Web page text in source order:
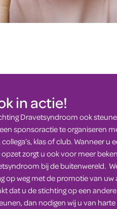
in actie!
Dravetsyndroom ook
sponsoractie te organiseren
klas of club. Wanneer u
zorgt u ook voor meer
bij de buitenwereld.
op weg met de promotie van uw
dat u de stichting op een
dan nodigen wij u van